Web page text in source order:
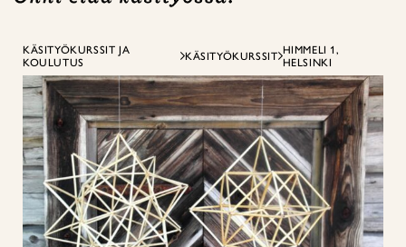
KÄSITYÖKURSSIT JA
KOULUTUS
KÄSITYÖKURSSIT HIMMELI 1,
HELSINKI